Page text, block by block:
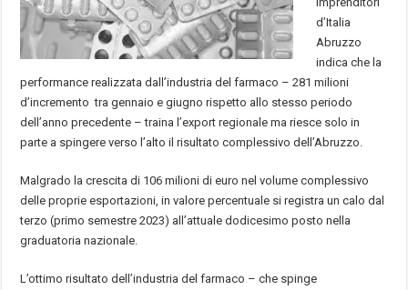
d’Italia
Abruzzo
indica che la
performance realizzata dall’industria del farmaco – 281 milioni
d’incremento tra gennaio e giugno rispetto allo stesso periodo
dell’anno precedente – traina l’export regionale ma riesce solo in
parte a spingere verso l’alto il risultato complessivo dell’Abruzzo.
Malgrado la crescita di 106 milioni di euro nel volume complessivo
delle proprie esportazioni, in valore percentuale si registra un calo dal
terzo (primo semestre 2023) all’attuale dodicesimo posto nella
graduatoria nazionale.
L’ottimo risultato dell’industria del farmaco – che spinge